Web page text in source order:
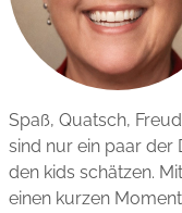
Spaß, Quatsch,
sind nur ein paar der
den kids schätzen.
einen kurzen